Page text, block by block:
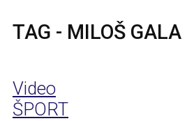
TAG - MILOŠ GALA
Video
ŠPORT